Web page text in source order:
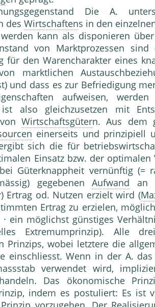
Die A.
des Wirtschaftens in den
kann als disponieren
von Marktprozessen
für den Warencharakter eines
marktlichen
und dass es zur Befriedigung
aufwei­sen,
ist also gleichzusetzen mit
vonWirtschaftsgütern. Aus dem
einerseits und prinzipiell
sich die für
Einsatz bzw. der
Güterknappheit vernünftig (=
gegebenenAufwand an
Ertrag od. Nutzen erzielt wird (
Ertrag zu erzielen,
ein möglichst günstiges
Extremumprinzip). Alle
Prinzips, wobei letztere die
einschliesst. Wenn in der A.
verwendet wird,
Das ökonomische
indem es postuliert: Es ist